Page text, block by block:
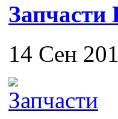
Запчасти
14 Сен